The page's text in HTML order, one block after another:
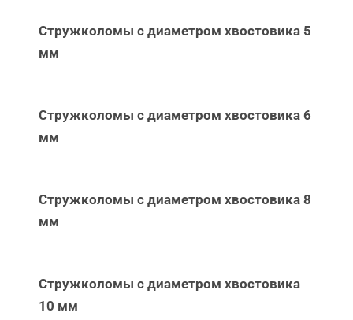
Стружколомы с диаметром хвостовика 5
мм
Стружколомы с диаметром хвостовика 6
мм
Стружколомы с диаметром хвостовика 8
мм
Стружколомы с диаметром хвостовика
10 мм